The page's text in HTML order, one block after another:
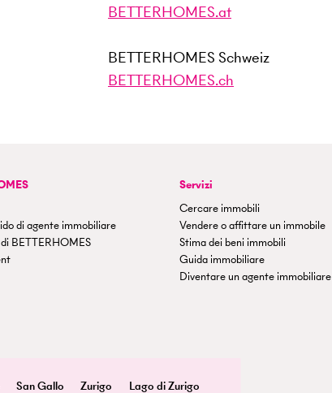
BETTERHOMES.at
BETTERHOMES Schweiz
BETTERHOMES.ch
di agente immobiliare
BETTERHOMES
Servizi
Cercare immobili
Vendere o affittare un immobile
Stima dei beni immobili
Guida immobiliare
Diventare un agente immobiliare
San Gallo Zurigo Lago di Zurigo